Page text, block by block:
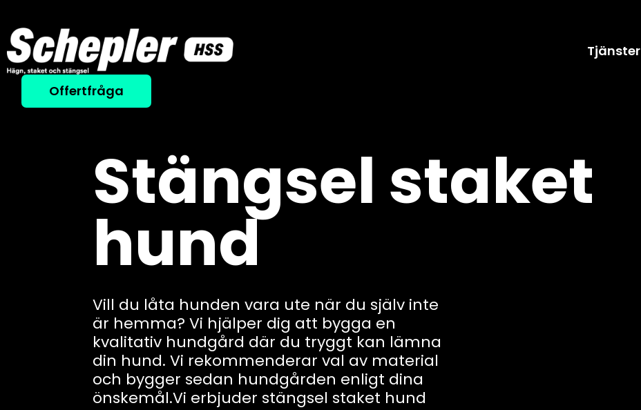
Tjänster
Offertfråga
Stängsel staket
hund
Vill du låta hunden vara ute när du själv inte
är hemma? Vi hjälper dig att bygga en
kvalitativ hundgård där du tryggt kan lämna
din hund. Vi rekommenderar val av material
och bygger sedan hundgården enligt dina
önskemål.Vi erbjuder stängsel staket hund